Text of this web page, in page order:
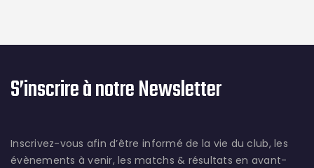
S’inscrire à notre Newsletter
Inscrivez-vous afin d’être informé de la vie du club, les
évènements à venir, les matchs & résultats en avant-